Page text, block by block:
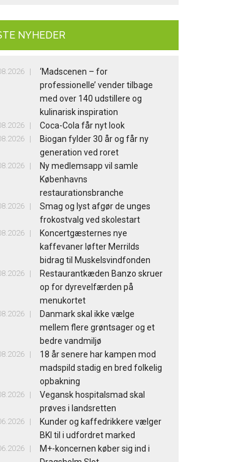
NYHEDER
‘Madscenen – for
professionelle’ vender tilbage
med over 140 udstillere og
kulinarisk inspiration
Coca-Cola får nyt look
Biogan fylder 30 år og får ny
generation ved roret
Ny medlemsapp vil samle
Københavns
restaurationsbranche
Smag og lyst afgør de unges
frokostvalg ved skolestart
Koncertgæsternes nye
kaffevaner løfter Merrilds
bidrag til Muskelsvindfonden
Restaurantkæden Banzo skruer
op for dyrevelfærden på
menukortet
Danmark skal ikke vælge
mellem flere grøntsager og et
bedre vandmiljø
18 år senere har kampen mod
madspild stadig en bred folkelig
opbakning
Vegansk hospitalsmad skal
prøves i landsretten
Kunder og kaffedrikkere vælger
BKI til i udfordret marked
M+-koncernen køber sig ind i